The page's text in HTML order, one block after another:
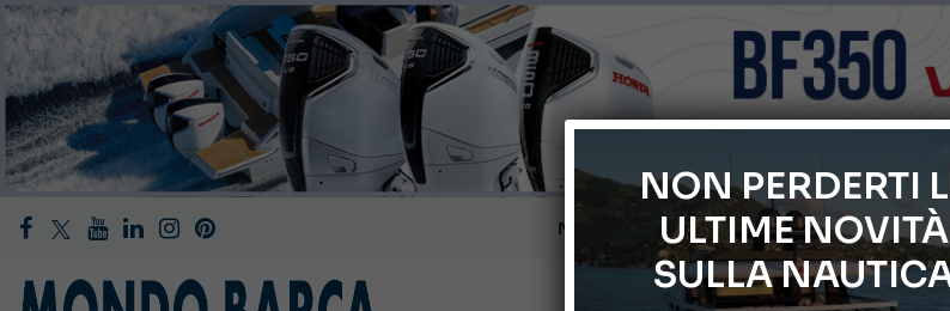
66° Salone Nautico Internazionale
Svelati i Mondiali di Wakeboard
Cannes Yachting Festival 2026: tutte le
NON PERDERTI
ULTIME NOVITÀ
SULLA